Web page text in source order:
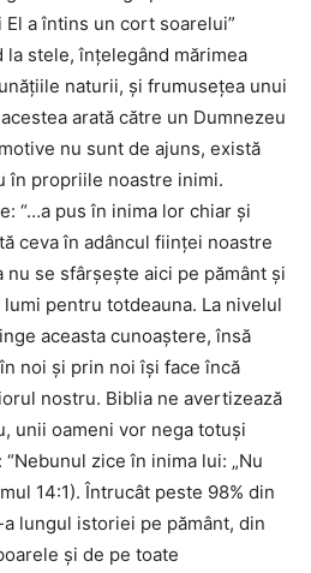
a întins un cort soarelui”
la stele, înţelegând mărimea
naturii, şi frumuseţea unui
arată către un Dumnezeu
nu sunt de ajuns, există
în propriile noastre inimi.
“…a pus în inima lor chiar şi
ceva în adâncul fiinţei noastre
nu se sfârşeşte aici pe pământ şi
pentru totdeauna. La nivelul
aceasta cunoaştere, însă
noi şi prin noi îşi face încă
nostru. Biblia ne avertizează
unii oameni vor nega totuşi
zice în inima lui: „Nu
14:1). Întrucât peste 98% din
lungul istoriei pe pământ, din
şi de pe toate